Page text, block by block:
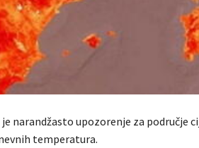
narandžasto upozorenje za područje
temperatura.